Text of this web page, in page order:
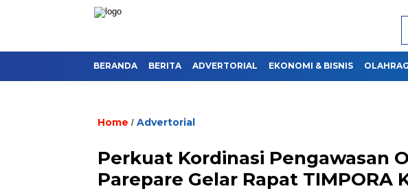
BERANDA BERITA ADVERTORIAL EKONOMI & BISNIS
Home / Advertorial
Perkuat Kordinasi Pengawasan
Parepare Gelar Rapat TIMPORA